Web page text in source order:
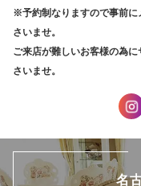
※予約制なりますので事前に
さいませ。
ご来店が難しいお客様の為
さいませ。
名